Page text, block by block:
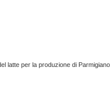
latte per la produzione di Parmigiano